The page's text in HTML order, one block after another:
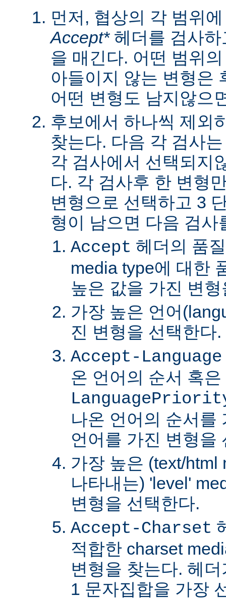
먼저, 협상의 각 범위
Accept*헤더를 검사하
을 매긴다. 어떤 범위
아들이지 않는 변형은
어떤 변형도 남지않으
후보에서 하나씩 제외
찾는다. 다음 각 검사
각 검사에서 선택되지
다. 각 검사후 한 변형
변형으로 선택하고 3
형이 남으면 다음 검사
Accept 헤더의 품
media type에 대한
높은 값을 가진 변
가장 높은 언어
진 변형을 선택한다.
Accept-Language
온 언어의 순서 혹은
나온 언어의 순서를
언어를 가진 변형을
가장 높은 (text/html
나타내는) 'level'
변형을 선택한다.
Accept-Charset
적합한 charset
변형을 찾는다. 헤
1 문자집합을 가장